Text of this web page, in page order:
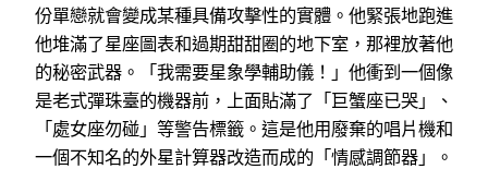
份單戀就會變成某種具備攻擊性的實體。他緊張地跑進
他堆滿了星座圖表和過期甜甜圈的地下室，那裡放著他
的秘密武器。「我需要星象學輔助儀！」他衝到一個像
是老式彈珠臺的機器前，上面貼滿了「巨蟹座已哭」、
「處女座勿碰」等警告標籤。這是他用廢棄的唱片機和
一個不知名的外星計算器改造而成的「情感調節器」。